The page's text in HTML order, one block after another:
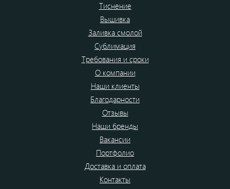
Тиснение
Вышивка
Заливка смолой
Сублимация
Требования и сроки
О компании
Наши клиенты
Благодарности
Отзывы
Наши бренды
Вакансии
Портфолио
Доставка и оплата
Контакты